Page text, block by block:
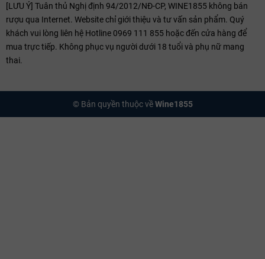
[LƯU Ý] Tuân thủ Nghị định 94/2012/NĐ-CP, WINE1855 không bán
rượu qua Internet. Website chỉ giới thiệu và tư vấn sản phẩm. Quý
khách vui lòng liên hệ Hotline 0969 111 855 hoặc đến cửa hàng để
mua trực tiếp. Không phục vụ người dưới 18 tuổi và phụ nữ mang
thai.
© Bản quyền thuộc vềWine1855